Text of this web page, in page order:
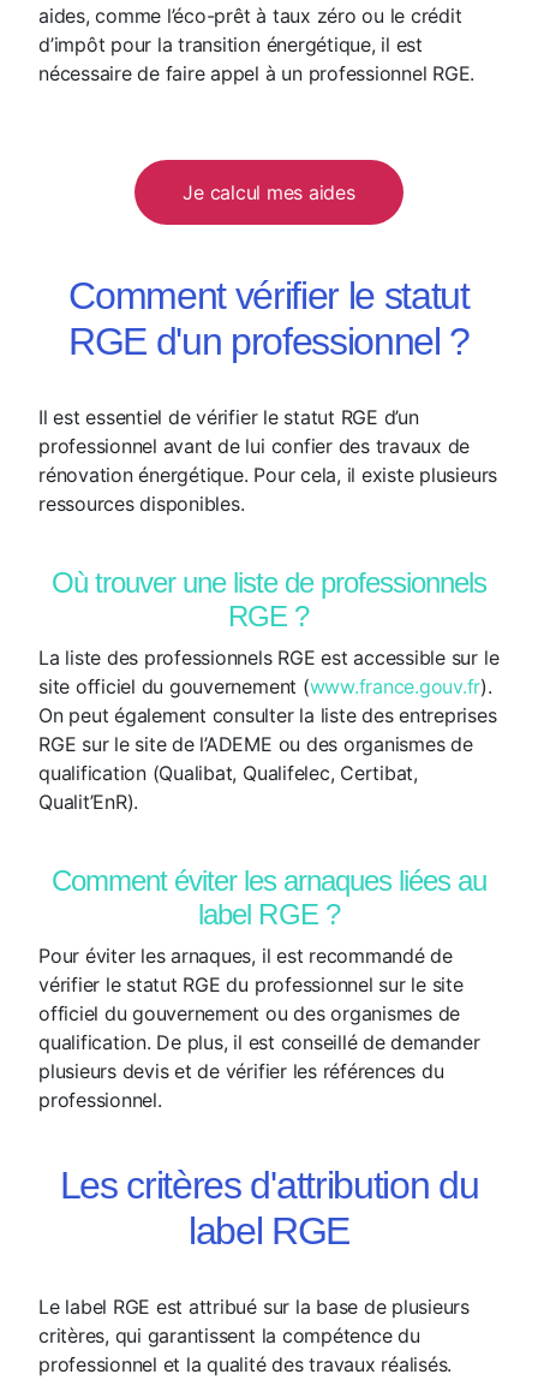
aides, comme l’éco-prêt à taux zéro ou le crédit
d’impôt pour la transition énergétique, il est
nécessaire de faire appel à un professionnel RGE.
Je calcul mes aides
Comment vérifier le statut
RGE d'un professionnel ?
Il est essentiel de vérifier le statut RGE d’un
professionnel avant de lui confier des travaux de
rénovation énergétique. Pour cela, il existe plusieurs
ressources disponibles.
Où trouver une liste de professionnels
RGE ?
La liste des professionnels RGE est accessible sur le
site officiel du gouvernement (www.france.gouv.fr).
On peut également consulter la liste des entreprises
RGE sur le site de l’ADEME ou des organismes de
qualification (Qualibat, Qualifelec, Certibat,
Qualit’EnR).
Comment éviter les arnaques liées au
label RGE ?
Pour éviter les arnaques, il est recommandé de
vérifier le statut RGE du professionnel sur le site
officiel du gouvernement ou des organismes de
qualification. De plus, il est conseillé de demander
plusieurs devis et de vérifier les références du
professionnel.
Les critères d'attribution du
label RGE
Le label RGE est attribué sur la base de plusieurs
critères, qui garantissent la compétence du
professionnel et la qualité des travaux réalisés.